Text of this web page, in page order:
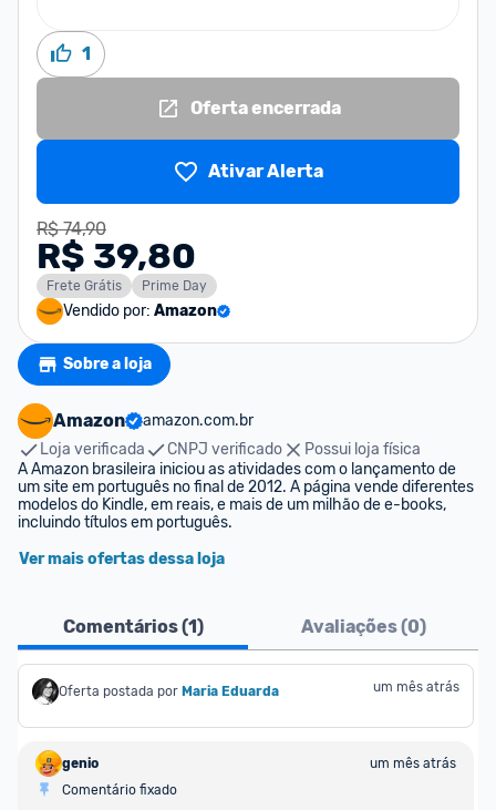
1
Oferta encerrada
Ativar Alerta
R$ 74,90
R$ 39,80
Frete Grátis Prime Day
Vendido por: Amazon
Sobre a loja
Amazon
amazon.com.br
Loja verificada
CNPJ verificado
Possui loja física
A Amazon brasileira iniciou as atividades com o lançamento de
um site em português no final de 2012. A página vende diferentes
modelos do Kindle, em reais, e mais de um milhão de e-books,
incluindo títulos em português.
Ver mais ofertas dessa loja
Comentários (1) Avaliações (0)
Oferta postada por Maria Eduarda um mês atrás
genio
um mês atrás
Comentário fixado